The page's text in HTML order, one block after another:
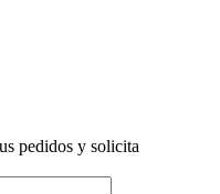
pedidos y solicita